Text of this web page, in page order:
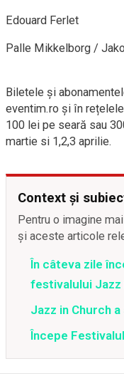
Edouard Ferlet
Palle Mikkelborg /
Biletele și
eventim.ro și în
100 lei pe seară sau
martie si 1,2,3 aprilie.
Context și
Pentru o imagine
și aceste articole
În câteva zile
festivalului Jazz
Jazz in Church
Începe